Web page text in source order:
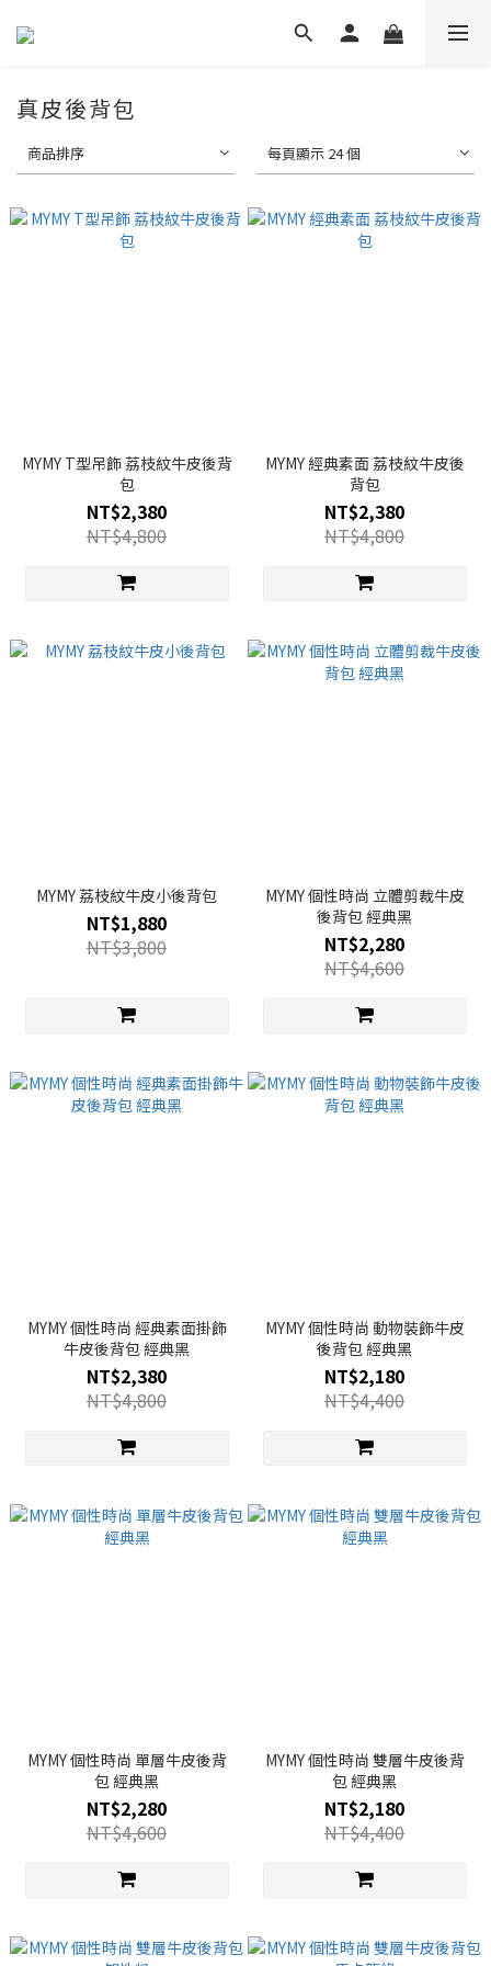
真皮後背包
商品排序 每頁顯示 24 個
MYMY T型吊飾 荔枝紋牛皮後背
包
NT$2,380
NT$4,800
MYMY 經典素面 荔枝紋牛皮後
背包
NT$2,380
NT$4,800
MYMY 荔枝紋牛皮小後背包
NT$1,880
NT$3,800
MYMY 個性時尚 立體剪裁牛皮
後背包 經典黑
NT$2,280
NT$4,600
MYMY 個性時尚 經典素面掛飾
牛皮後背包 經典黑
NT$2,380
NT$4,800
MYMY 個性時尚 動物裝飾牛皮
後背包 經典黑
NT$2,180
NT$4,400
MYMY 個性時尚 單層牛皮後背
包 經典黑
NT$2,280
NT$4,600
MYMY 個性時尚 雙層牛皮後背
包 經典黑
NT$2,180
NT$4,400